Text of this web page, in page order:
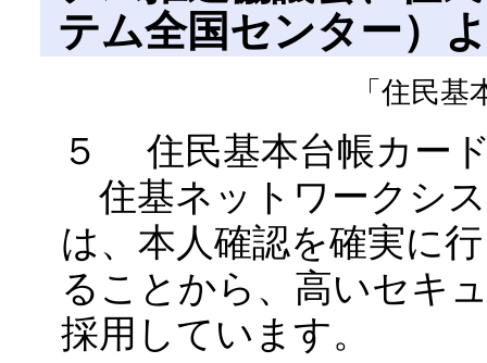
テム全国センター
「住民基
５ 住民基本台帳カー
住基ネットワークシ
は、本人確認を確実に
ることから、高いセキ
採用しています。